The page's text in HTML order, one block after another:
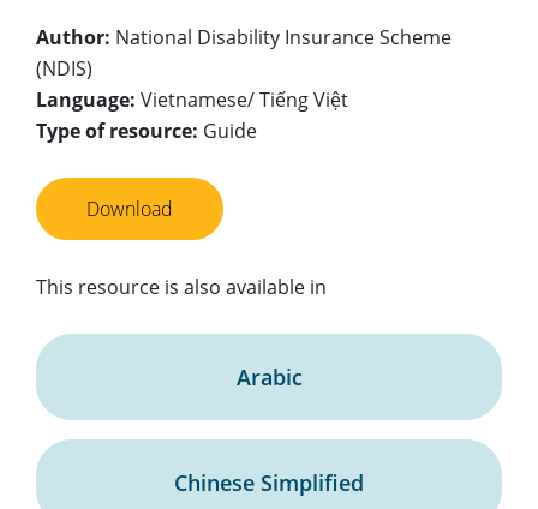
Author: National Disability Insurance Scheme
(NDIS)
Language: Vietnamese/ Tiếng Việt
Type of resource: Guide
Download
This resource is also available in
Arabic
Chinese Simplified